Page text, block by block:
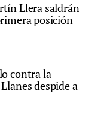
Llera saldrán
posición
contra la
despide a